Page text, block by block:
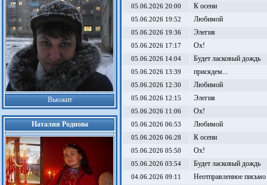
Вьюжит
Наталия Роднова
05.06.2026 20:00 К осени
05.06.2026 19:52 Любимой
05.06.2026 19:36 Элегия
05.06.2026 17:17 Ох!
05.06.2026 14:04 Будет ласковый дождь
05.06.2026 13:39 присядем...
05.06.2026 12:30 Любимой
05.06.2026 12:15 Элегия
05.06.2026 11:06 Ох!
05.06.2026 06:53 Любимой
05.06.2026 06:28 К осени
05.06.2026 05:50 Ох!
05.06.2026 03:54 Будет ласковый дождь
04.06.2026 09:11 Неотправленное письмо